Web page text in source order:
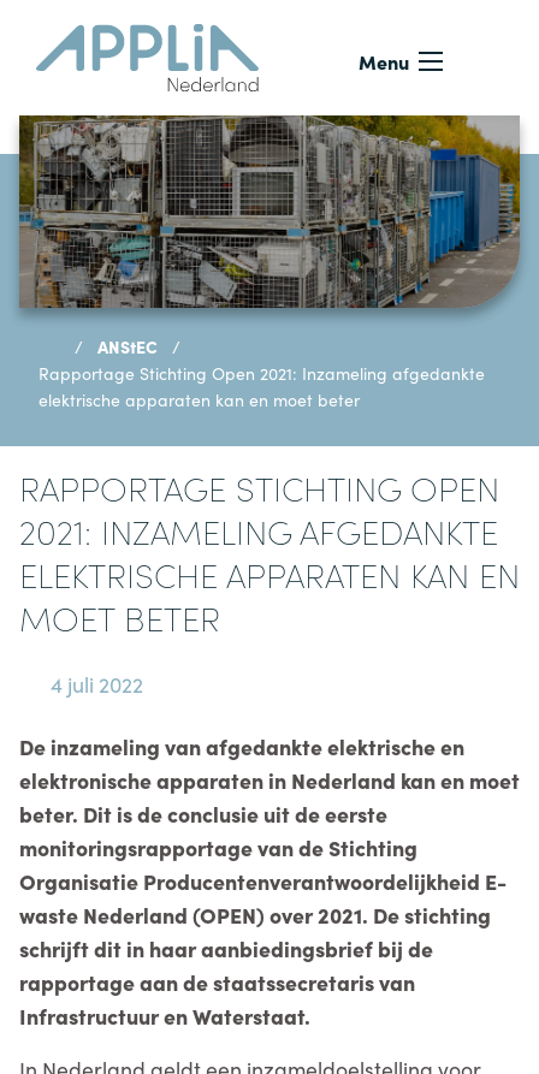
Ga naar de inhoud
Menu
ANStEC
Rapportage Stichting Open 2021: Inzameling afgedankte
elektrische apparaten kan en moet beter
RAPPORTAGE STICHTING OPEN
2021: INZAMELING AFGEDANKTE
ELEKTRISCHE APPARATEN KAN EN
MOET BETER
4 juli 2022
De inzameling van afgedankte elektrische en
elektronische apparaten in Nederland kan en moet
beter. Dit is de conclusie uit de eerste
monitoringsrapportage van de Stichting
Organisatie Producentenverantwoordelijkheid E-
waste Nederland (OPEN) over 2021. De stichting
schrijft dit in haar aanbiedingsbrief bij de
rapportage aan de staatssecretaris van
Infrastructuur en Waterstaat.